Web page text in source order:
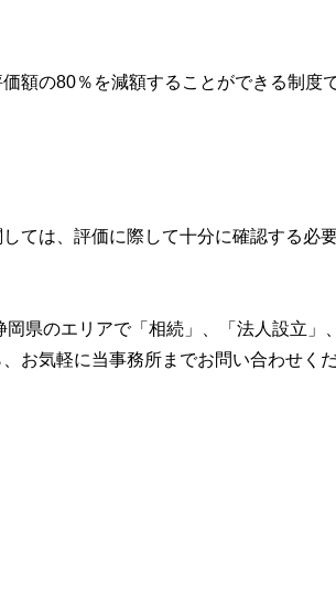
額の80％を減額することができる制度
ては、評価に際して十分に確認する必
県のエリアで「相続」、「法人設立」、
お気軽に当事務所までお問い合わせく